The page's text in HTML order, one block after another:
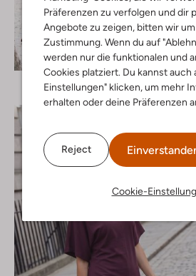
Präferenzen zu verfolgen und dir
Angebote zu zeigen, bitten wir
Zustimmung. Wenn du auf
werden nur die funktionalen und
Cookies platziert. Du kannst auch
Einstellungen" klicken, um mehr
erhalten oder deine Präferenzen
Reject
Cookie-
Entdecke den Look